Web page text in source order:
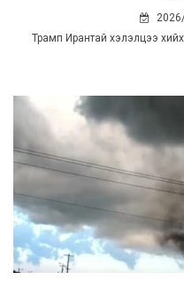
Трамп Ирантай хэлэлцээ